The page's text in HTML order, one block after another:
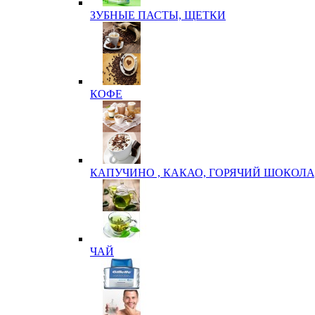
ЗУБНЫЕ ПАСТЫ, ЩЕТКИ
КОФЕ
КАПУЧИНО , КАКАО, ГОРЯЧИЙ
ЧАЙ